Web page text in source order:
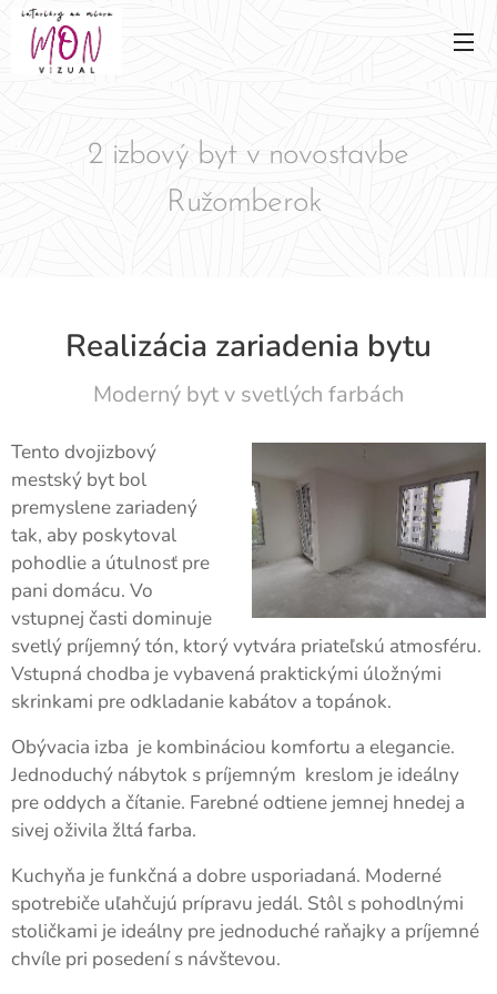
2 izbový byt v novostavbe
Ružomberok
Realizácia zariadenia bytu
Moderný byt v svetlých farbách
Tento dvojizbový
mestský byt bol
premyslene zariadený
tak, aby poskytoval
pohodlie a útulnosť pre
pani domácu. Vo
vstupnej časti dominuje
svetlý príjemný tón, ktorý vytvára priateľskú atmosféru.
Vstupná chodba je vybavená praktickými úložnými
skrinkami pre odkladanie kabátov a topánok.
Obývacia izba je kombináciou komfortu a elegancie.
Jednoduchý nábytok s príjemným kreslom je ideálny
pre oddych a čítanie. Farebné odtiene jemnej hnedej a
sivej oživila žltá farba.
Kuchyňa je funkčná a dobre usporiadaná. Moderné
spotrebiče uľahčujú prípravu jedál. Stôl s pohodlnými
stoličkami je ideálny pre jednoduché raňajky a príjemné
chvíle pri posedení s návštevou.